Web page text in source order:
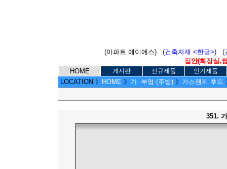
(아파트 에이에스) (건축자재 <한글>)
(
집안(화장실,
HOME
게시판 신규제품 인기제품
LOCATION 》 HOME 》 가. 부엌 (주방) 》 가스렌지 후드
351.